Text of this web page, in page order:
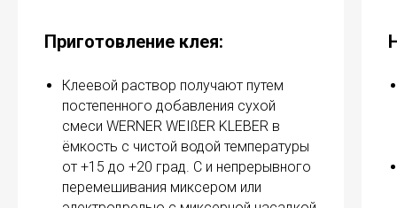
Приготовление клея:
Клеевой раствор получают путем
постепенного добавления сухой
смеси WERNER WEIßER KLEBER в
ёмкость с чистой водой температуры
от +15 до +20 град. С и непрерывного
перемешивания миксером или